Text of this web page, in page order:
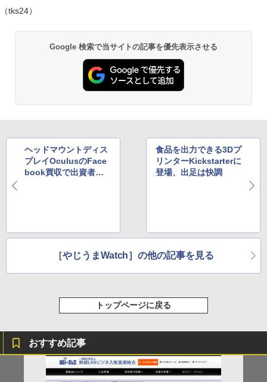
（tks24）
Google 検索で当サイトの記事を優先表示させる
ヘッドマウントディス
プレイOculusのFace
book買収で出資者大
食品を出力できる3Dプ
リンターKickstarterに
登場、出足は快調
［やじうまWatch］の他の記事を見る
トップページに戻る
おすすめ記事